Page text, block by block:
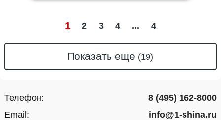
1 2 3 4 4
Показать еще
Телефон:
8 (495) 162-8000
Email:
info@1-shina.ru